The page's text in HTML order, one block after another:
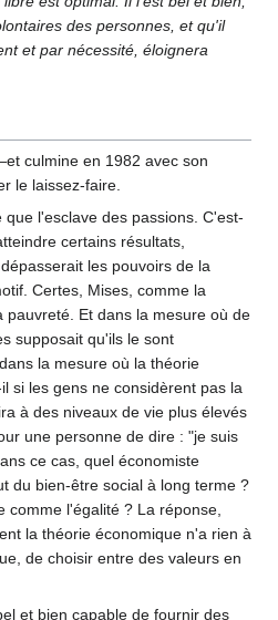
des personnes, et qu'il
et par nécessité, éloignera
culmine en 1982 avec son
le laissez-faire.
l'esclave des passions. C'est-
certains résultats,
les pouvoirs de la
Certes, Mises, comme la
Et dans la mesure où de
supposait qu'ils le sont
la mesure où la théorie
si les gens ne considèrent pas la
à des niveaux de vie plus élevés
une personne de dire : "je suis
ce cas, quel économiste
du bien-être social à long terme ?
l'égalité ? La réponse,
la théorie économique n'a rien à
de choisir entre des valeurs en
et bien capable de fournir des